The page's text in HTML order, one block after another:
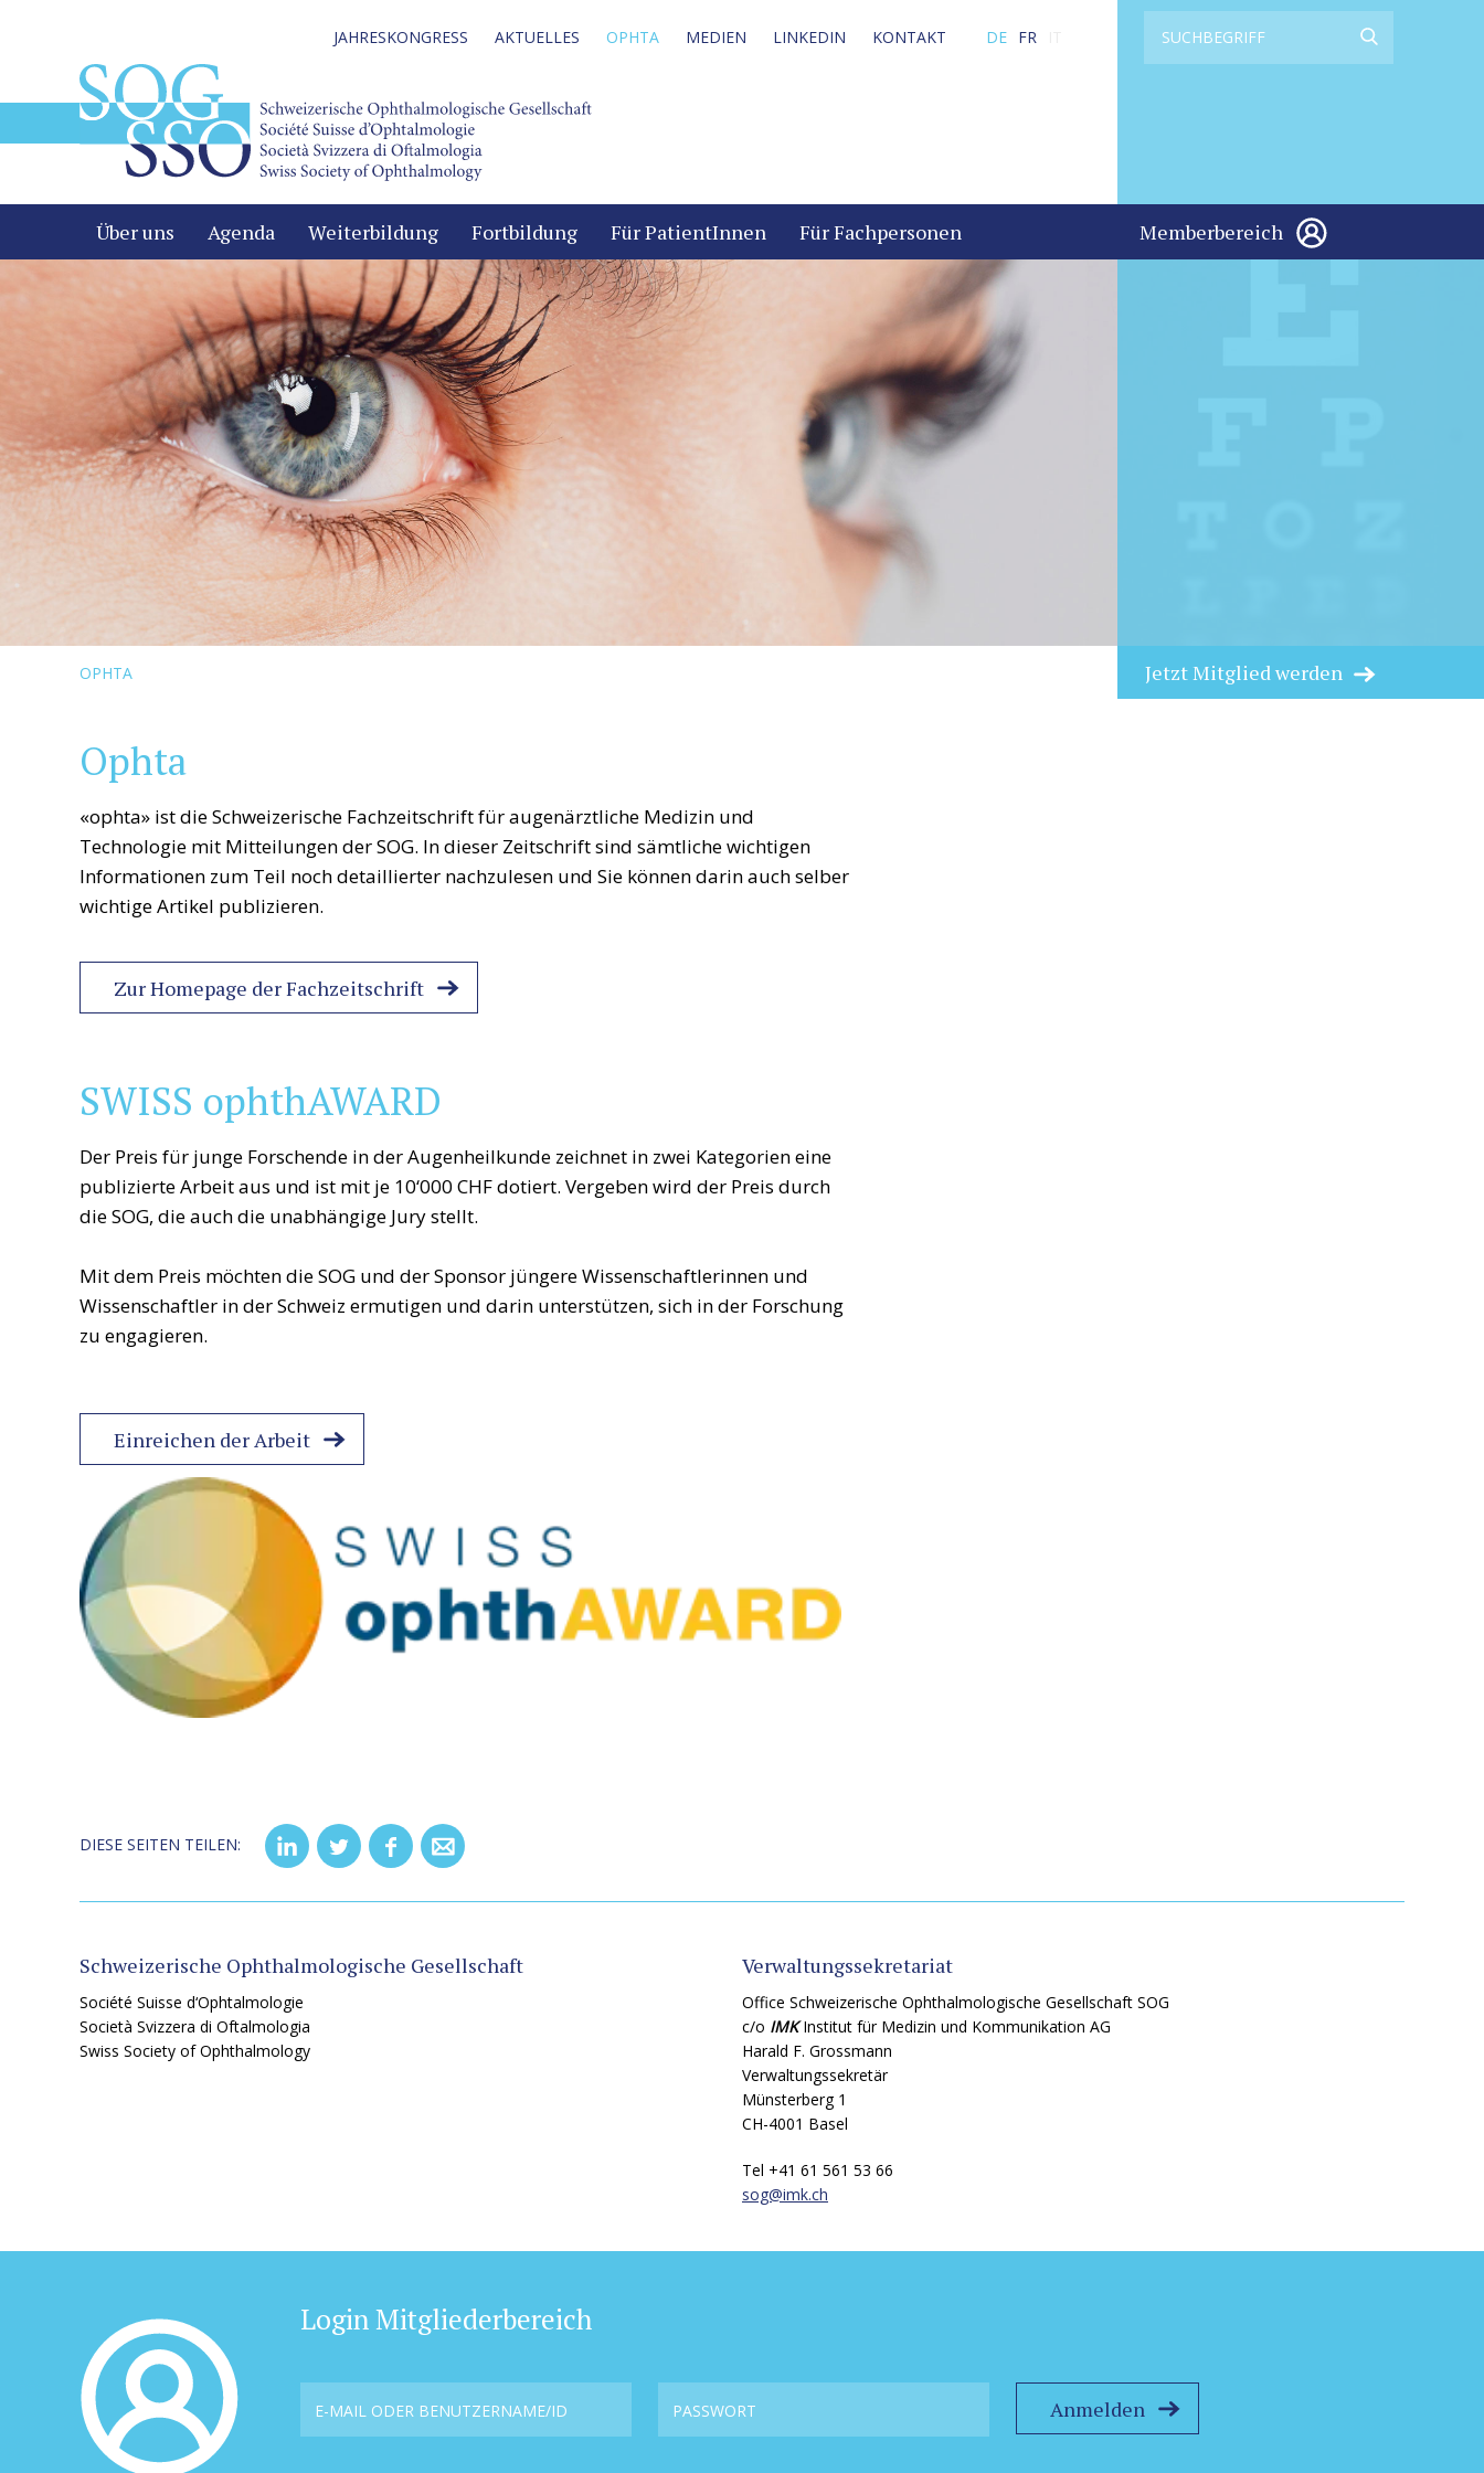
JAHRESKONGRESS AKTUELLES OPHTA MEDIEN LINKEDIN KONTAKT DE FR
Über uns Agenda Weiterbildung Fortbildung Für PatientInnen Für Fachpersonen Memberbereich
OPHTA Jetzt Mitglied werden
Ophta
«ophta» ist die Schweizerische Fachzeitschrift für augenärztliche Medizin und
Technologie mit Mitteilungen der SOG. In dieser Zeitschrift sind sämtliche wichtigen
Informationen zum Teil noch detaillierter nachzulesen und Sie können darin auch selber
wichtige Artikel publizieren.
Zur Homepage der Fachzeitschrift
SWISS ophthAWARD
Der Preis für junge Forschende in der Augenheilkunde zeichnet in zwei Kategorien eine
publizierte Arbeit aus und ist mit je 10‘000 CHF dotiert. Vergeben wird der Preis durch
die SOG, die auch die unabhängige Jury stellt.
Mit dem Preis möchten die SOG und der Sponsor jüngere Wissenschaftlerinnen und
Wissenschaftler in der Schweiz ermutigen und darin unterstützen, sich in der Forschung
zu engagieren.
Einreichen der Arbeit
DIESE SEITEN TEILEN:
Schweizerische Ophthalmologische Gesellschaft
Société Suisse d‘Ophtalmologie
Società Svizzera di Oftalmologia
Swiss Society of Ophthalmology
Verwaltungssekretariat
Office Schweizerische Ophthalmologische Gesellschaft SOG
c/o IMKInstitut für Medizin und Kommunikation AG
Harald F. Grossmann
Verwaltungssekretär
Münsterberg 1
CH-4001 Basel
Tel +41 61 561 53 66
sog@imk.ch
Login Mitgliederbereich